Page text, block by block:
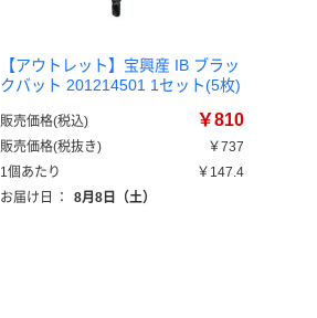
【アウトレット】宝興産 IB ブラッ
クバット 201214501 1セット(5枚)
販売価格(税込) ￥810
販売価格(税抜き)
￥737
1個あたり
￥147.4
お届け日
： 8月8日（土）